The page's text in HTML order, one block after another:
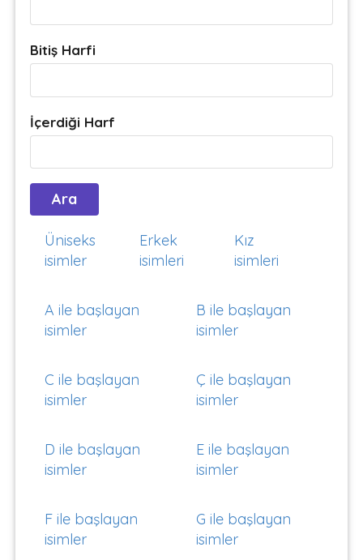
Bitiş Harfi
İçerdiği Harf
Üniseks
isimler
Erkek
isimleri
Kız
isimleri
A ile başlayan
isimler
B ile başlayan
isimler
C ile başlayan
isimler
Ç ile başlayan
isimler
D ile başlayan
isimler
E ile başlayan
isimler
F ile başlayan
isimler
G ile başlayan
isimler